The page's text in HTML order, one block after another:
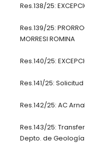
Res.138/25:
Res.139/25:
MORRESI ROMINA
Res.140/25:
Res.141/25:
Res.142/25: AC
Res.143/25:
Depto. de Geología